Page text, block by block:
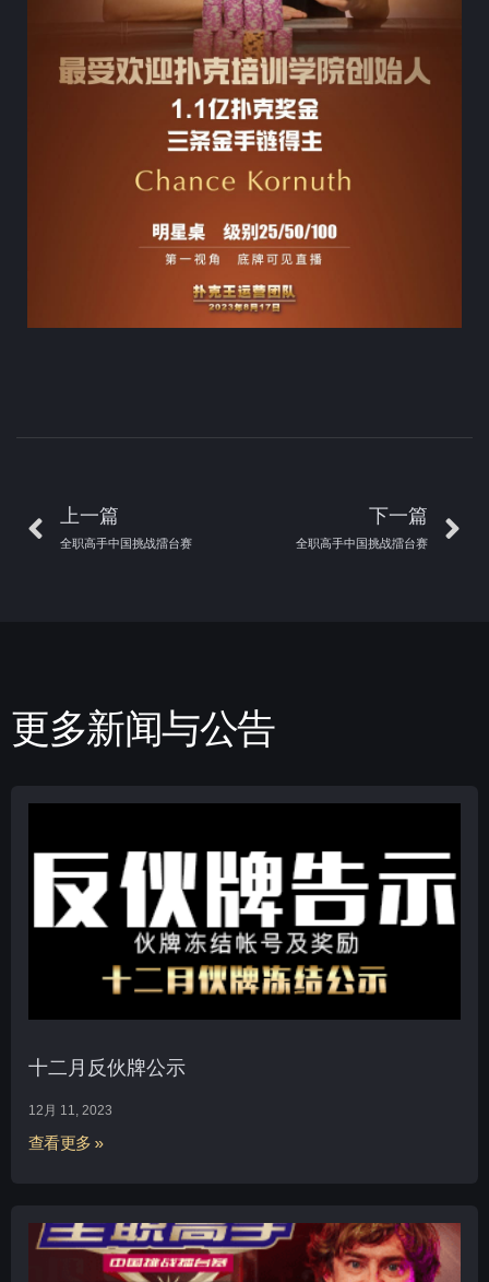
上一篇
全职高手中国挑战擂台赛
下一篇
全职高手中国挑战擂台赛
更多新闻与公告
十二月反伙牌公示
12月 11, 2023
查看更多 »